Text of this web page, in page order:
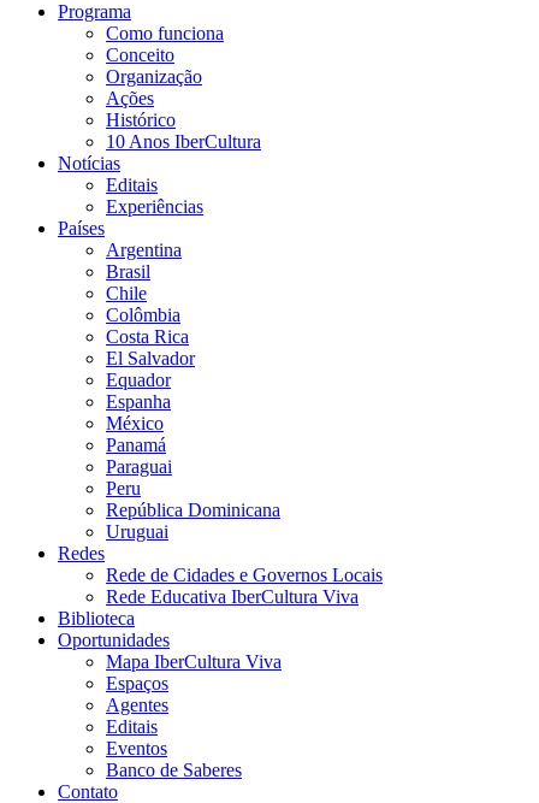
Programa
Como funciona
Conceito
Organização
Ações
Histórico
10 Anos IberCultura
Notícias
Editais
Experiências
Países
Argentina
Brasil
Chile
Colômbia
Costa Rica
El Salvador
Equador
Espanha
México
Panamá
Paraguai
Peru
República Dominicana
Uruguai
Redes
Rede de Cidades e Governos Locais
Rede Educativa IberCultura Viva
Biblioteca
Oportunidades
Mapa IberCultura Viva
Espaços
Agentes
Editais
Eventos
Banco de Saberes
Contato